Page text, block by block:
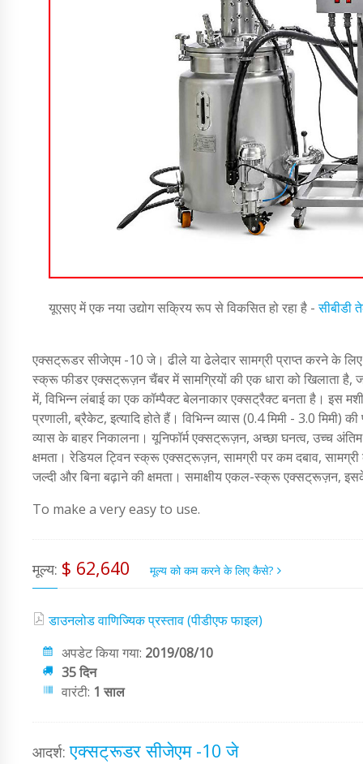
यूएसए में एक नया उद्योग सक्रिय रूप से विकसित हो रहा है -सीबीडी
एक्सट्रूडर सीजेएम -10 जे। ढीले या ढेलेदार सामग्री प्राप्त करने के
स्क्रू फीडर एक्सट्रूज़न चैंबर में सामग्रियों की एक धारा को खिलाता है,
में, विभिन्न लंबाई का एक कॉम्पैक्ट बेलनाकार एक्सट्रैक्ट बनता है। इस
प्रणाली, ब्रैकेट, इत्यादि होते हैं। विभिन्न व्यास (0.4 मिमी - 3.0
व्यास के बाहर निकालना। यूनिफॉर्म एक्सट्रूज़न, अच्छा घनत्व, उच्च
क्षमता। रेडियल ट्विन स्क्रू एक्सट्रूज़न, सामग्री पर कम दबाव,
जल्दी और बिना बढ़ाने की क्षमता। समाक्षीय एकल-स्क्रू एक्सट्रूज़न,
To make a very easy to use.
मूल्य: $ 62,640 मूल्य को कम करने के लिए कैसे?
डाउनलोड वाणिज्यिक प्रस्ताव (पीडीएफ फाइल)
अपडेट किया गया: 2019/08/10
35 दिन
वारंटी: 1 साल
आदर्श: एक्सट्रूडर सीजेएम -10 जे